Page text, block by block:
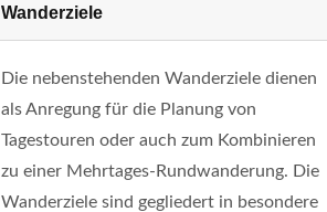
Wanderziele
Die nebenstehenden Wanderziele dienen
als Anregung für die Planung von
Tagestouren oder auch zum Kombinieren
zu einer Mehrtages-Rundwanderung. Die
Wanderziele sind gegliedert in besondere